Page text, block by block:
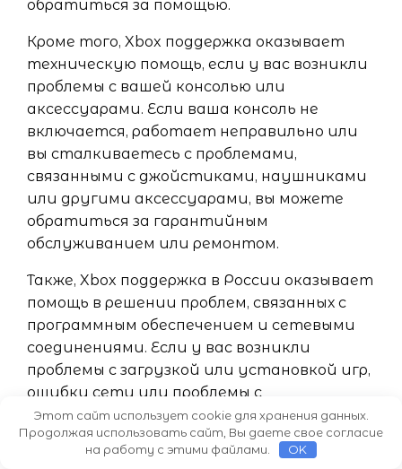
обратиться за помощью.
Кроме того, Xbox поддержка оказывает
техническую помощь, если у вас возникли
проблемы с вашей консолью или
аксессуарами. Если ваша консоль не
включается, работает неправильно или
вы сталкиваетесь с проблемами,
связанными с джойстиками, наушниками
или другими аксессуарами, вы можете
обратиться за гарантийным
обслуживанием или ремонтом.
Также, Xbox поддержка в России оказывает
помощь в решении проблем, связанных с
программным обеспечением и сетевыми
соединениями. Если у вас возникли
проблемы с загрузкой или установкой игр,
ошибки сети или проблемы с
обновлениями системы, Xbox поддержка
предоставит вам необходимую
информацию и поможет найти решение.
Этот сайт использует cookie для хранения данных.
Продолжая использовать сайт, Вы даете свое согласие
на работу с этими файлами.
OK